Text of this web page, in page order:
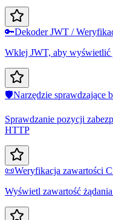
🔑Dekoder JWT /
Wklej JWT, aby wyświetlić
🛡️Narzędzie sprawdzające
Sprawdzanie pozycji
HTTP
📜Weryfikacja zawartości
Wyświetl zawartość